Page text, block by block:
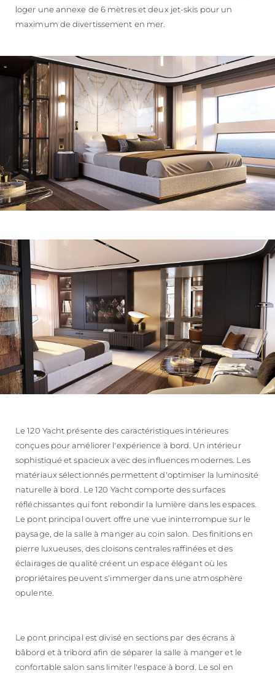
loger une annexe de 6 mètres et deux jet-skis pour un
maximum de divertissement en mer.
Le 120 Yacht présente des caractéristiques intérieures
conçues pour améliorer l'expérience à bord. Un intérieur
sophistiqué et spacieux avec des influences modernes. Les
matériaux sélectionnés permettent d'optimiser la luminosité
naturelle à bord. Le 120 Yacht comporte des surfaces
réfléchissantes qui font rebondir la lumière dans les espaces.
Le pont principal ouvert offre une vue ininterrompue sur le
paysage, de la salle à manger au coin salon. Des finitions en
pierre luxueuses, des cloisons centrales raffinées et des
éclairages de qualité créent un espace élégant où les
propriétaires peuvent s'immerger dans une atmosphère
opulente.
Le pont principal est divisé en sections par des écrans à
bâbord et à tribord afin de séparer la salle à manger et le
confortable salon sans limiter l'espace à bord. Le sol en